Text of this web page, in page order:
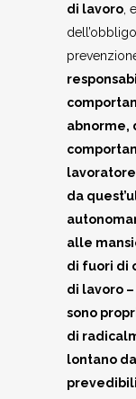
di lavoro ,
abnorme,
da
alle
di fuori di
di lavoro
sono
di
lontano